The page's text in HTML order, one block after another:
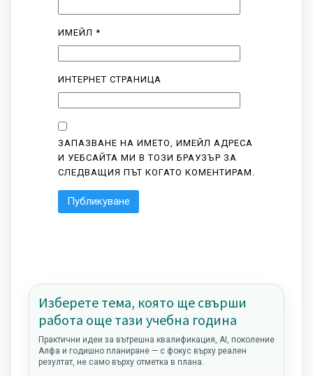
ИМЕЙЛ *
ИНТЕРНЕТ СТРАНИЦА
ЗАПАЗВАНЕ НА ИМЕТО, ИМЕЙЛ АДРЕСА
И УЕБСАЙТА МИ В ТОЗИ БРАУЗЪР ЗА
СЛЕДВАЩИЯ ПЪТ КОГАТО КОМЕНТИРАМ.
Изберете тема, която ще свърши
работа още тази учебна година
Практични идеи за вътрешна квалификация, AI, поколение
Алфа и годишно планиране — с фокус върху реален
резултат, не само върху отметка в плана.